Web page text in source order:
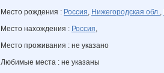
Место рождения : Россия, Нижегородская обл.,
Место нахождения : Россия,
Место проживания : не указано
Любимые места : не указаны